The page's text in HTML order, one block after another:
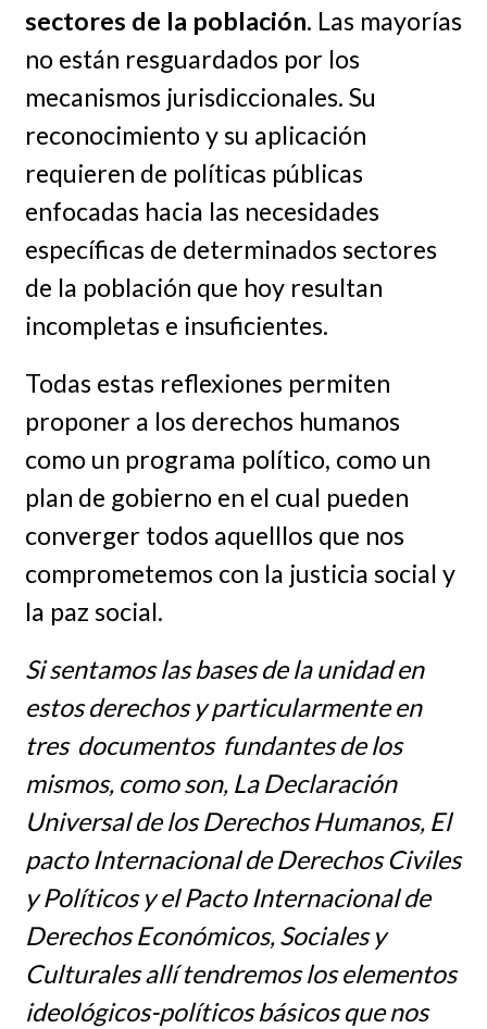
sectores de la población. Las mayorías
no están resguardados por los
mecanismos jurisdiccionales. Su
reconocimiento y su aplicación
requieren de políticas públicas
enfocadas hacia las necesidades
específicas de determinados sectores
de la población que hoy resultan
incompletas e insuficientes.
Todas estas reflexiones permiten
proponer a los derechos humanos
como un programa político, como un
plan de gobierno en el cual pueden
converger todos aquelllos que nos
comprometemos con la justicia social y
la paz social.
Si sentamos las bases de la unidad en
estos derechos y particularmente en
tres documentos fundantes de los
mismos, como son, La Declaración
Universal de los Derechos Humanos, El
pacto Internacional de Derechos Civiles
y Políticos y el Pacto Internacional de
Derechos Económicos, Sociales y
Culturales allí tendremos los elementos
ideológicos-políticos básicos que nos